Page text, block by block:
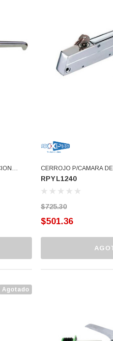
CERROJO P/CAMARA
YL-1240 (RPYL1240)
RPYL1240
$725.30
$501.36
Agotado